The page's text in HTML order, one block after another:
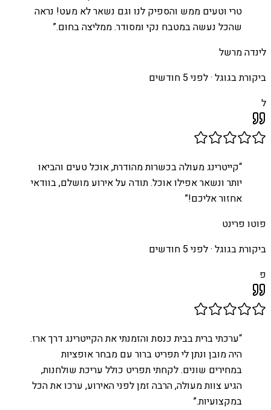
טרי וטעים ממש והספיק לנו וגם נשאר לא מעט! נראה
שהכל נעשה במטבח נקי ומסודר. ממליצה בחום.”
לינדה מרשל
ביקורת בגוגל ·לפני 5 חודשים
ל
“קייטרינג מעולה בכשרות מהודרת, אוכל טעים והביאו
יותר ונשאר אפילו אוכל. תודה על אירוע מושלם, בוודאי
אחזור אליכם!”
פוטו פרינט
ביקורת בגוגל ·לפני 5 חודשים
פ
“ערכתי ברית בבית כנסת והזמנתי את הקייטרינג דרך ארז.
היה מובן ונתן לי תפריט ברור עם מבחר אופציות
במחירים שונים. לקחתי תפריט כולל עריכת שולחנות,
הגיע צוות מעולה, הרבה זמן לפני האירוע, ערכו את הכל
במקצועיות.”